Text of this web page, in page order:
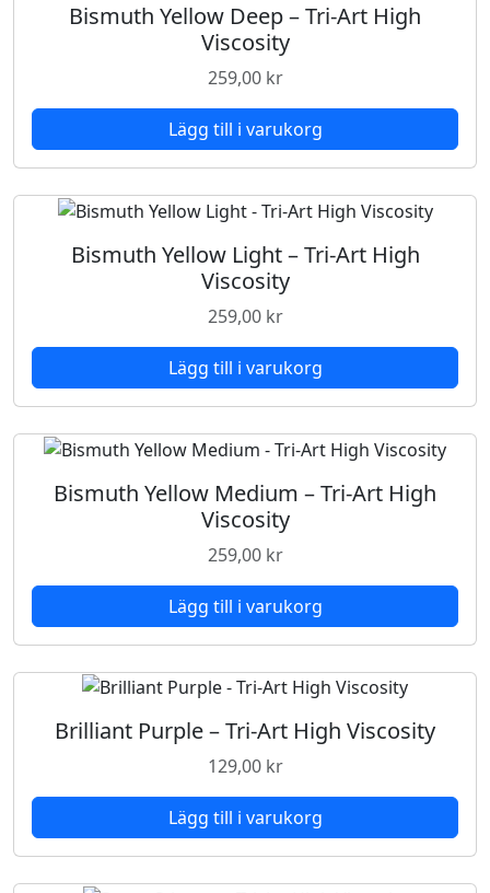
Bismuth Yellow Deep – Tri-Art High
Viscosity
259,00 kr
Lägg till i varukorg
Bismuth Yellow Light – Tri-Art High
Viscosity
259,00 kr
Lägg till i varukorg
Bismuth Yellow Medium – Tri-Art High
Viscosity
259,00 kr
Lägg till i varukorg
Brilliant Purple – Tri-Art High Viscosity
129,00 kr
Lägg till i varukorg